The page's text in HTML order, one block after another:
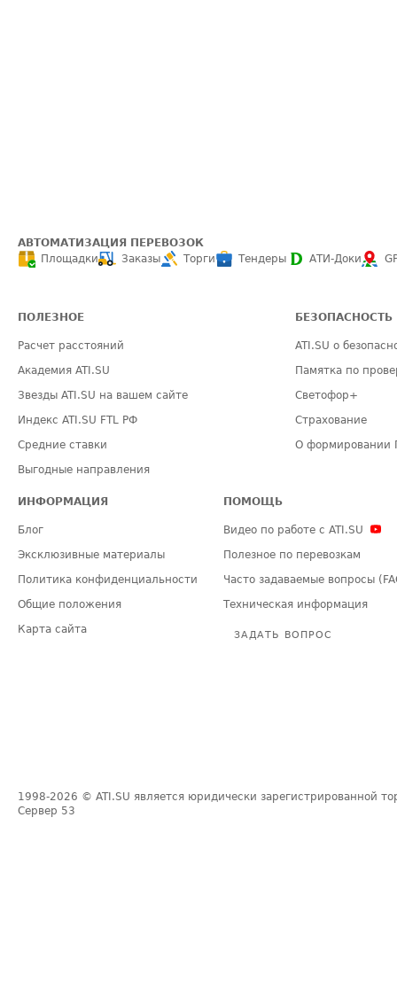
АВТОМАТИЗАЦИЯ ПЕРЕВОЗОК
Площадки
Заказы Торги Тендеры АТИ-Доки
ПОЛЕЗНОЕ
Расчет расстояний
Академия ATI.SU
Звезды ATI.SU на вашем сайте
Индекс ATI.SU FTL РФ
Средние ставки
Выгодные направления
БЕЗОПАСНОСТЬ
ATI.SU о
Памятка по
Светофор+
Страхование
О формировании
ИНФОРМАЦИЯ
Блог
Эксклюзивные материалы
Политика конфиденциальности
Общие положения
Карта сайта
ПОМОЩЬ
Видео по работе с ATI.SU
Полезное по перевозкам
Часто задаваемые вопросы
Техническая информация
ЗАДАТЬ ВОПРОС
1998-2026 © ATI.SU является юридически зарегистрированной
Сервер 53